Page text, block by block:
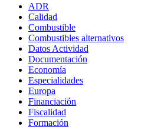
ADR
Calidad
Combustible
Combustibles alternativos
Datos Actividad
Documentación
Economía
Especialidades
Europa
Financiación
Fiscalidad
Formación